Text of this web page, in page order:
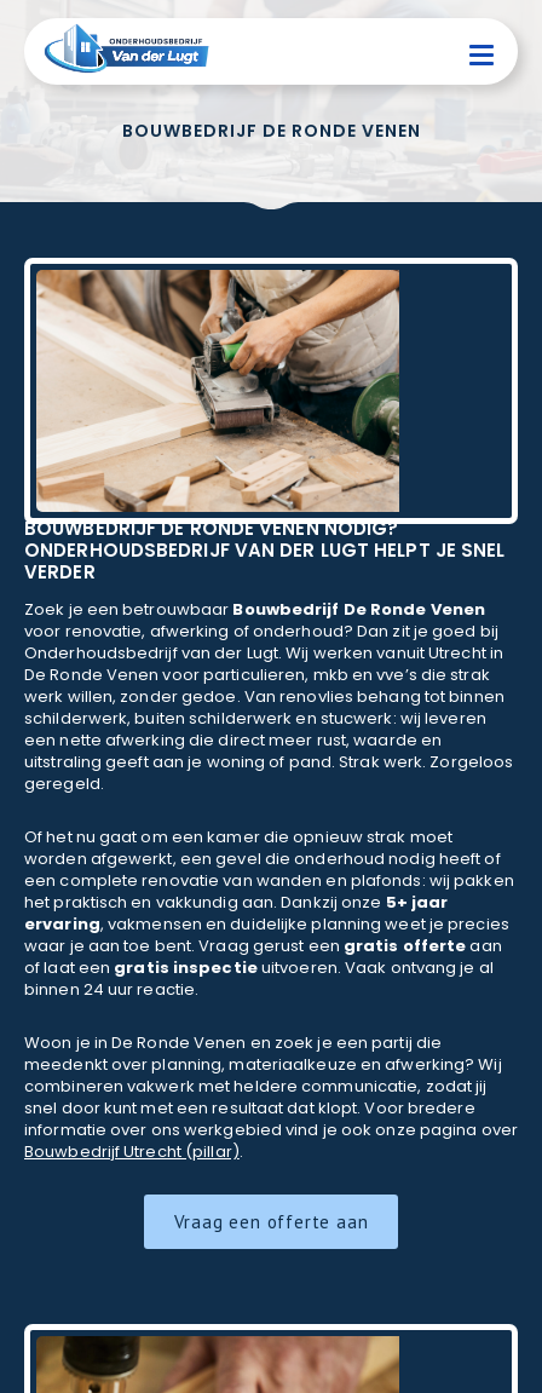
BOUWBEDRIJF DE RONDE VENEN
BOUWBEDRIJF DE RONDE VENEN NODIG?
ONDERHOUDSBEDRIJF VAN DER LUGT HELPT JE SNEL
VERDER
Zoek je een betrouwbaar Bouwbedrijf De Ronde Venen
voor renovatie, afwerking of onderhoud? Dan zit je goed bij
Onderhoudsbedrijf van der Lugt. Wij werken vanuit Utrecht in
De Ronde Venen voor particulieren, mkb en vve’s die strak
werk willen, zonder gedoe. Van renovlies behang tot binnen
schilderwerk, buiten schilderwerk en stucwerk: wij leveren
een nette afwerking die direct meer rust, waarde en
uitstraling geeft aan je woning of pand. Strak werk. Zorgeloos
geregeld.
Of het nu gaat om een kamer die opnieuw strak moet
worden afgewerkt, een gevel die onderhoud nodig heeft of
een complete renovatie van wanden en plafonds: wij pakken
het praktisch en vakkundig aan. Dankzij onze 5+ jaar
ervaring, vakmensen en duidelijke planning weet je precies
waar je aan toe bent. Vraag gerust een gratis offerteaan
of laat een gratis inspectieuitvoeren. Vaak ontvang je al
binnen 24 uur reactie.
Woon je in De Ronde Venen en zoek je een partij die
meedenkt over planning, materiaalkeuze en afwerking? Wij
combineren vakwerk met heldere communicatie, zodat jij
snel door kunt met een resultaat dat klopt. Voor bredere
informatie over ons werkgebied vind je ook onze pagina over
Bouwbedrijf Utrecht (pillar).
Vraag een offerte aan